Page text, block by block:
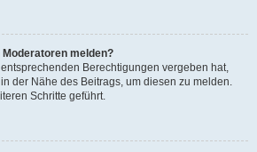
melden?
Berechtigungen vergeben hat,
der Nähe des Beitrags, um diesen zu melden.
Schritte geführt.